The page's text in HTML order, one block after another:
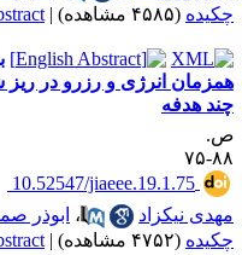
(۴۵۸۵ مشاهده) |
|
انرژی و رزرو در ریز
هدفه
۷۵
‎ 10.52547/jiaeee.19.1.75
نیکزاد
،ابوذر
(۴۷۵۲ مشاهده) |
|